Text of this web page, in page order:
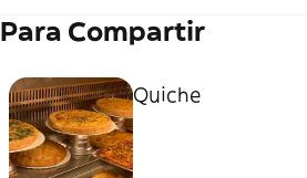
Para Compartir
Quiche